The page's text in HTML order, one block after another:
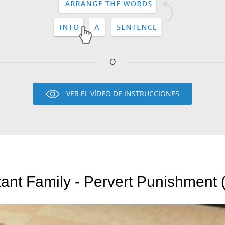
O
VER EL VÍDEO DE INSTRUCCIONES
Family - Pervert Punishment